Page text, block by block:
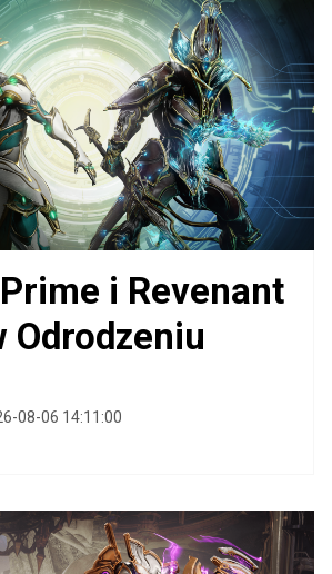
i Revenant
Odrodzeniu
08-06 14:11:00